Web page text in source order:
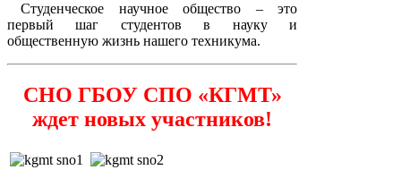
Студенческое научное общество – это
первый шаг студентов в науку и
общественную жизнь нашего техникума.
СНО ГБОУ СПО «КГМТ»
ждет новых участников!